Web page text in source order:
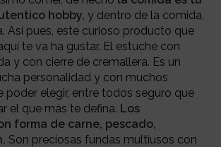
hobby, y dentro de la comida,
Así pues, este curioso producto que
te va ha gustar. El estuche con
y con cierre de cremallera. Es un
personalidad y con muchos
poder elegir, entre todos seguro que
el que más te defina. Los
forma de carne, pescado,
Son preciosas fundas multiusos con